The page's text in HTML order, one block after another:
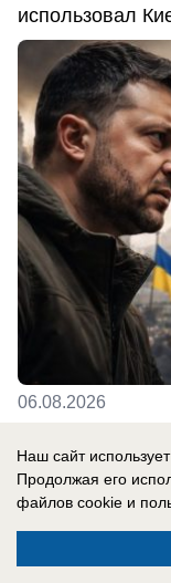
использовал
06.08.2026
Новости СМИ2
Наш сайт использует
Продолжая его
файлов cookie и